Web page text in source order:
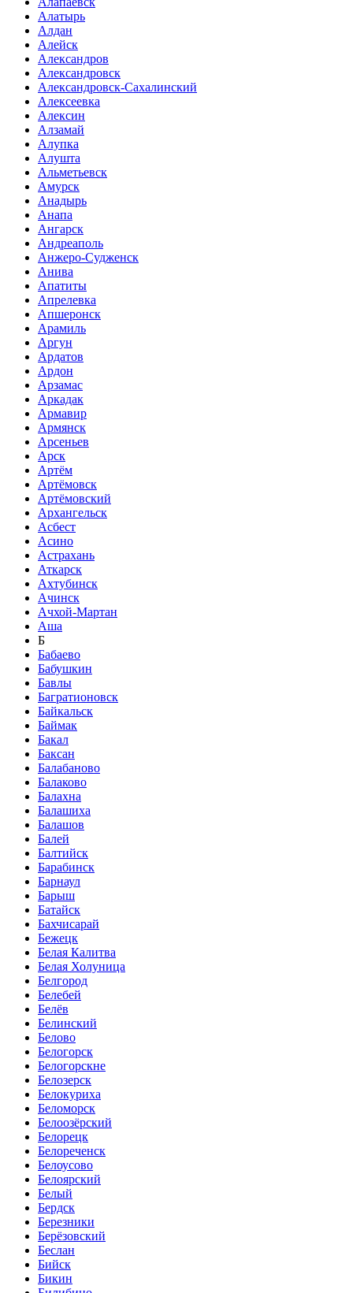
Алатырь
Алдан
Алейск
Александров
Александровск
Александровск-Сахалинский
Алексеевка
Алексин
Алзамай
Алупка
Алушта
Альметьевск
Амурск
Анадырь
Анапа
Ангарск
Андреаполь
Анжеро-Судженск
Анива
Апатиты
Апрелевка
Апшеронск
Арамиль
Аргун
Ардатов
Ардон
Арзамас
Аркадак
Армавир
Армянск
Арсеньев
Арск
Артём
Артёмовск
Артёмовский
Архангельск
Асбест
Асино
Астрахань
Аткарск
Ахтубинск
Ачинск
Ачхой-Мартан
Аша
Б
Бабаево
Бабушкин
Бавлы
Багратионовск
Байкальск
Баймак
Бакал
Баксан
Балабаново
Балаково
Балахна
Балашиха
Балашов
Балей
Балтийск
Барабинск
Барнаул
Барыш
Батайск
Бахчисарай
Бежецк
Белая Калитва
Белая Холуница
Белгород
Белебей
Белёв
Белинский
Белово
Белогорск
Белогорскне
Белозерск
Белокуриха
Беломорск
Белоозёрский
Белорецк
Белореченск
Белоусово
Белоярский
Белый
Бердск
Березники
Берёзовский
Беслан
Бийск
Бикин